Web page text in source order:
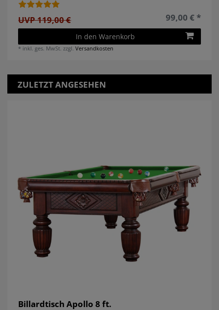
UVP 119,00 € 99,00 € *
In den Warenkorb
* inkl. ges. MwSt. zzgl.Versandkosten
ZULETZT ANGESEHEN
Billardtisch Apollo 8 ft.